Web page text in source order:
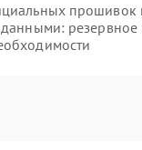
прошивок